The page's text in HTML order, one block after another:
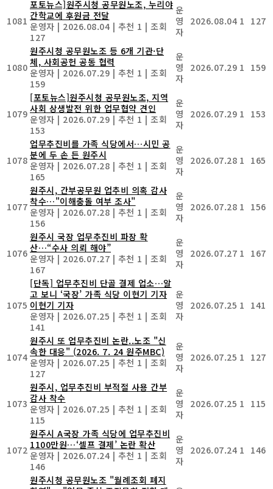
1081
포토뉴스]원주시청 공무원노조, 누리야
간학교에 후원금 전달
운영자 | 2026.08.04 | 추천 1 | 조회
127
운
영
자
2026.08.04 1 127
1080
원주시청 공무원노조 등 6개 기관·단
체, 사회공헌 공동 협력
운영자 | 2026.07.29 | 추천 1 | 조회
159
운
영
자
2026.07.29 1 159
1079
[포토뉴스]원주시청 공무원노조, 지역
사회 상생발전 위한 업무협약 견인
운영자 | 2026.07.29 | 추천 1 | 조회
153
운
영
자
2026.07.29 1 153
1078
업무추진비를 가족 식당에서…시민 공
분에 두 손 든 원주시
운영자 | 2026.07.28 | 추천 1 | 조회
165
운
영
자
2026.07.28 1 165
1077
원주시, 간부공무원 업추비 의혹 감사
착수…"이해충돌 여부 조사"
운영자 | 2026.07.28 | 추천 1 | 조회
156
운
영
자
2026.07.28 1 156
1076
원주시 국장 업무추진비 파장 확
산…“수사 의뢰 해야”
운영자 | 2026.07.27 | 추천 1 | 조회
167
운
영
자
2026.07.27 1 167
1075
[단독] 업무추진비 단골 결제 업소…알
고 보니 ‘국장’ 가족 식당 이현기 기자
이현기 기자
운영자 | 2026.07.25 | 추천 1 | 조회
141
운
영
자
2026.07.25 1 141
1074
원주시 또 업무추진비 논란..노조 "신
속한 대응" (2026. 7. 24 원주MBC)
운영자 | 2026.07.25 | 추천 1 | 조회
127
운
영
자
2026.07.25 1 127
1073
원주시, 업무추진비 부적절 사용 간부
감사 착수
운영자 | 2026.07.25 | 추천 1 | 조회
115
운
영
자
2026.07.25 1 115
1072
원주시 A국장 가족 식당에 업무추진비
1100만원…‘셀프 결제’ 논란 확산
운영자 | 2026.07.24 | 추천 1 | 조회
146
운
영
자
2026.07.24 1 146
원주시청 공무원노조 "월례조회 폐지